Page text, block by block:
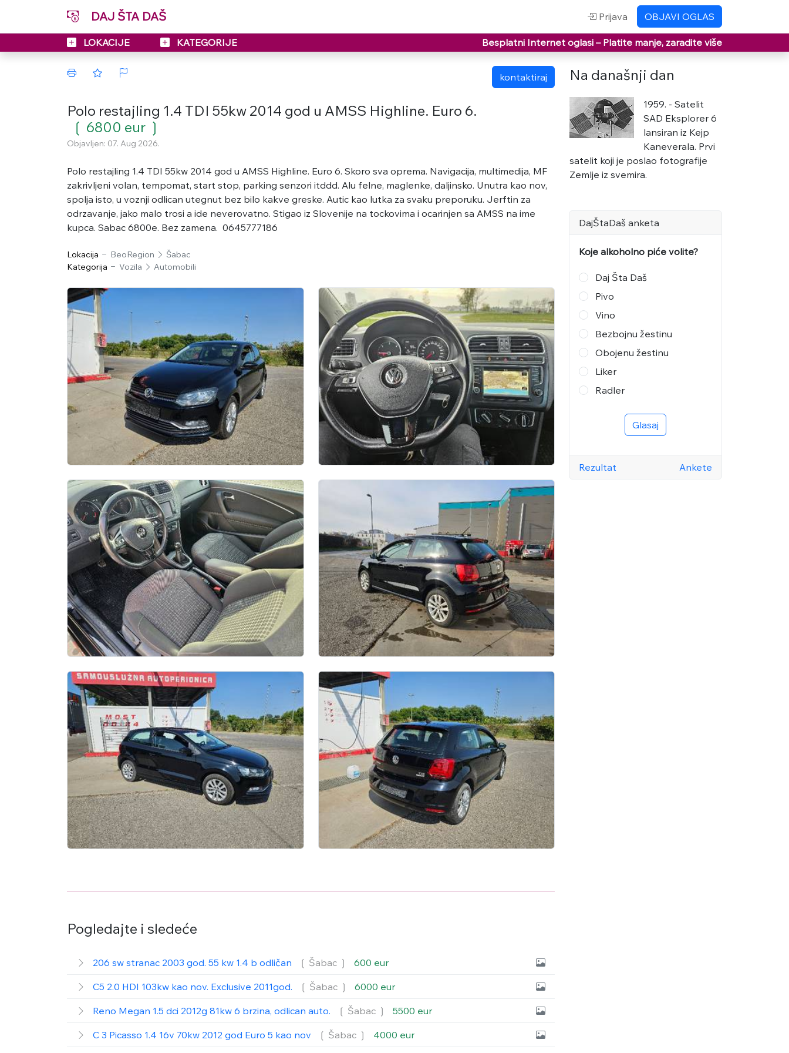
DAJ ŠTA DAŠ Prijava OBJAVI OGLAS
LOKACIJE KATEGORIJE Besplatni Internet oglasi – Platite manje, zaradite više
kontaktiraj
Polo restajling 1.4 TDI 55kw 2014 god u AMSS Highline. Euro 6.
❲ 6800 eur ❳
Objavljen: 07. Aug 2026.
Polo restajling 1.4 TDI 55kw 2014 god u AMSS Highline. Euro 6. Skoro sva oprema. Navigacija, multimedija, MF
zakrivljeni volan, tempomat, start stop, parking senzori itddd. Alu felne, maglenke, daljinsko. Unutra kao nov,
spolja isto, u voznji odlican utegnut bez bilo kakve greske. Autic kao lutka za svaku preporuku. Jerftin za
odrzavanje, jako malo trosi a ide neverovatno. Stigao iz Slovenije na tockovima i ocarinjen sa AMSS na ime
kupca. Sabac 6800e. Bez zamena. 0645777186
Lokacija BeoRegion
Šabac
Kategorija
Vozila Automobili
Pogledajte i sledeće
206 sw stranac 2003 god. 55 kw 1.4 b odličan ❲ Šabac ❳ 600 eur
C5 2.0 HDI 103kw kao nov. Exclusive 2011god. ❲ Šabac ❳ 6000 eur
Reno Megan 1.5 dci 2012g 81kw 6 brzina, odlican auto. ❲ Šabac ❳ 5500 eur
C 3 Picasso 1.4 16v 70kw 2012 god Euro 5 kao nov ❲ Šabac ❳ 4000 eur
Na današnji dan
1959. - Satelit
SAD Eksplorer 6
lansiran iz Kejp
Kaneverala. Prvi
satelit koji je poslao fotografije
Zemlje iz svemira.
DajŠtaDaš anketa
Koje alkoholno piće volite?
Daj Šta Daš
Pivo
Vino
Bezbojnu žestinu
Obojenu žestinu
Liker
Radler
Glasaj
Rezultat Ankete